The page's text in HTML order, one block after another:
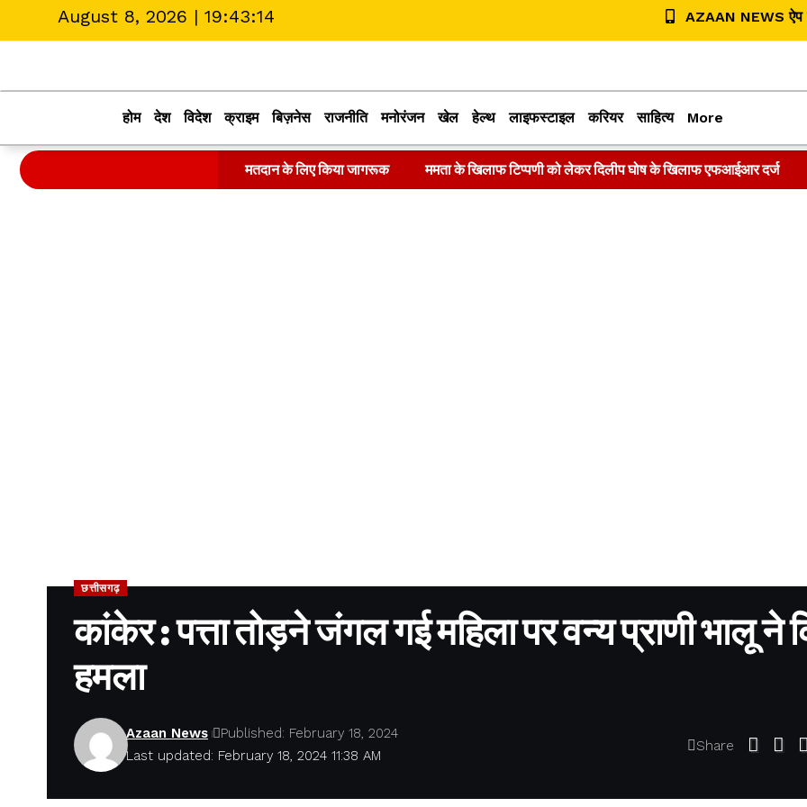
August 8, 2026 |19:43:15 AZAAN NEWS ऐप
होम देश विदेश क्राइम बिज़नेस राजनीति मनोरंजन खेल हेल्थ लाइफस्टाइल करियर साहित्य More
मतदान के लिए किया जागरूक ममता के खिलाफ टिप्पणी को लेकर दिलीप घोष के खिलाफ एफआईआर दर्ज
छत्तीसगढ़
कांकेर : पत्ता तोड़ने जंगल गई महिला पर वन्य प्राणी भालू ने
हमला
Last updated: February 18, 2024 11:38 AM
Azaan News Published: February 18, 2024
Share